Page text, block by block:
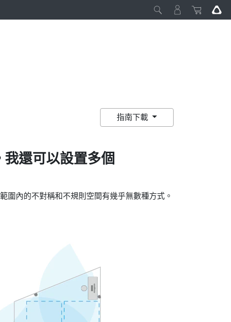
指南下載
還可以設置多個
圍內的不對稱和不規則空間有幾乎無數種方式。